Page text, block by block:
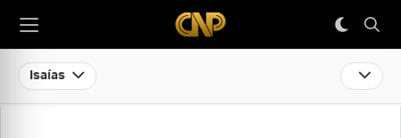
Isaías